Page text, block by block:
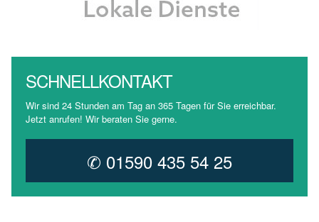
SCHNELLKONTAKT
Wir sind 24 Stunden am Tag an 365 Tagen für Sie erreichbar.
Jetzt anrufen! Wir beraten Sie gerne.
✆ 01590 435 54 25